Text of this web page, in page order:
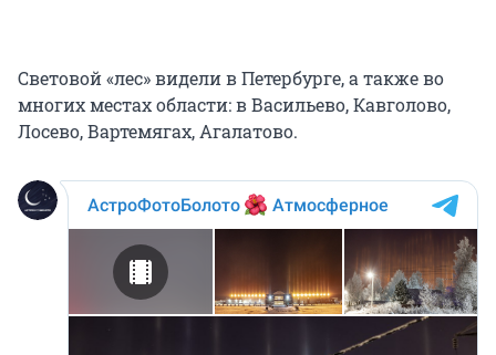
Световой «лес» видели в Петербурге, а также во
многих местах области: в Васильево, Кавголово,
Лосево, Вартемягах, Агалатово.